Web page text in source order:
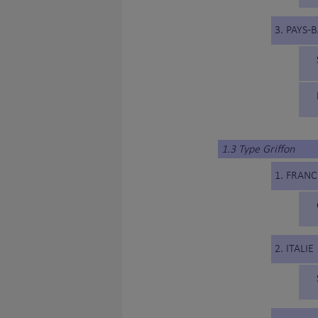
3. PAYS-
1.3 Type Griffon
1.
2. ITALIE